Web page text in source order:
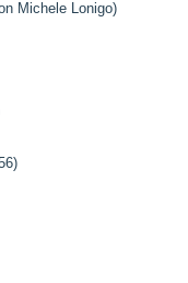
Michele Lonigo)